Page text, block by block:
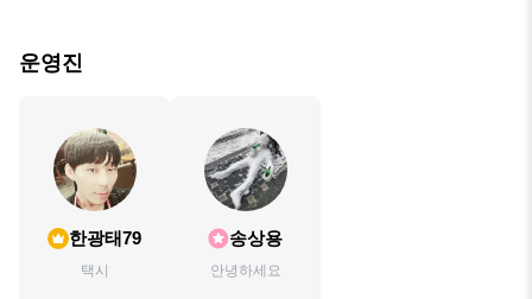
운영진
한광태79
택시
송상용
안녕하세요